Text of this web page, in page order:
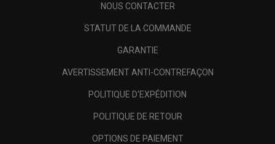
NOUS CONTACTER
STATUT DE LA COMMANDE
GARANTIE
AVERTISSEMENT ANTI-CONTREFAÇON
POLITIQUE D'EXPÉDITION
POLITIQUE DE RETOUR
OPTIONS DE PAIEMENT